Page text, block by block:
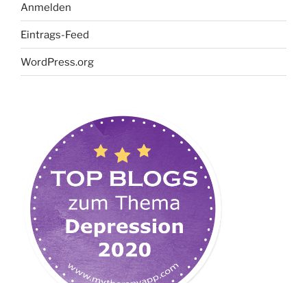
Anmelden
Eintrags-Feed
WordPress.org